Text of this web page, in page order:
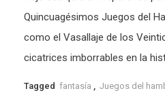
Quincuagésimos Juegos del
como el Vasallaje de los
cicatrices imborrables en la
Tagged fantasía Juegos del